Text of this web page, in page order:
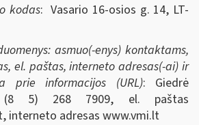
kodas: Vasario 16-osios g. 14, LT-
asmuo(-enys) kontaktams,
el. paštas, interneto adresas(-ai) ir
prie informacijos (URL): Giedrė
(8 5) 268 7909, el. paštas
, interneto adresas www.vmi.lt